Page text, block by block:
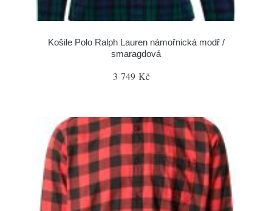
Košile Polo Ralph Lauren námořnická modř /
smaragdová
3 749 Kč